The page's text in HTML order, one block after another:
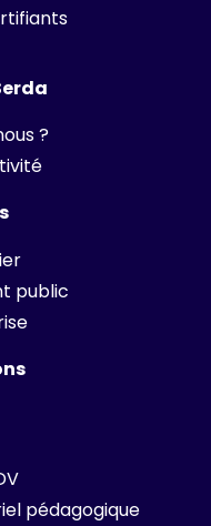
?
public
pédagogique